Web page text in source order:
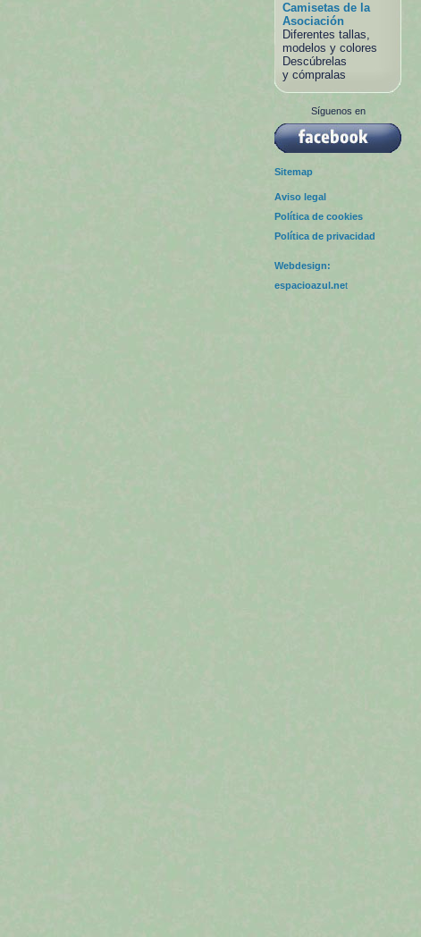
Camisetas de la
Asociación
Diferentes tallas,
modelos y colores
Descúbrelas
y cómpralas
Síguenos en
Sitemap
Aviso legal
Política de cookies
Política de privacidad
Webdesign:
espacioazul.net